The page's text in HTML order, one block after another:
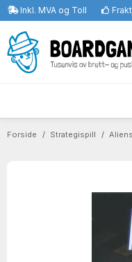
Inkl. MVA og Toll
Forside Strategispill